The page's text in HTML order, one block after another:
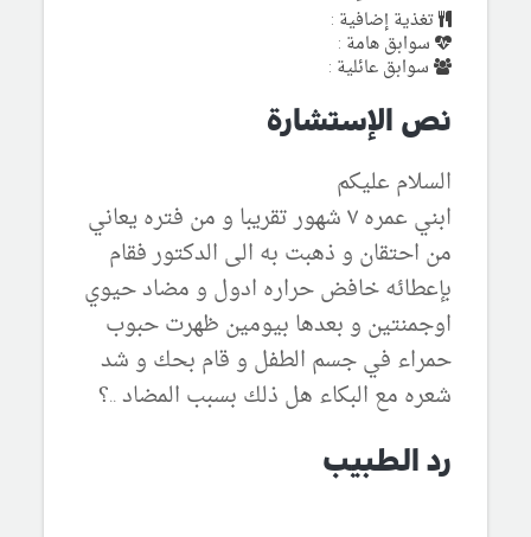
تغذية إضافية :
سوابق هامة :
سوابق عائلية :
نص الإستشارة
السلام عليكم
ابني عمره ٧ شهور تقريبا و من فتره يعاني
من احتقان و ذهبت به الى الدكتور فقام
بإعطائه خافض حراره ادول و مضاد حيوي
اوجمنتين و بعدها بيومين ظهرت حبوب
حمراء في جسم الطفل و قام بحك و شد
شعره مع البكاء هل ذلك بسبب المضاد ..؟
رد الطبيب